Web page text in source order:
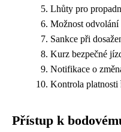
Lhůty pro
Možnost
Sankce při
Kurz bezpečné
Notifikace o
Kontrola platnosti
Přístup k